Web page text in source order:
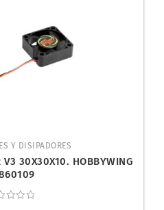
Y DISIPADORES
V3 30X30X10. HOBBYWING